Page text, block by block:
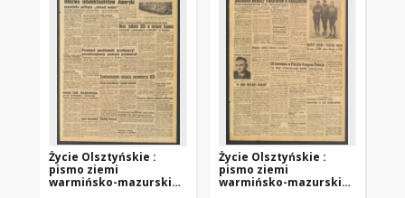
Życie Olsztyńskie :
pismo ziemi
warmińsko-mazurskiej,
Życie Olsztyńskie :
pismo ziemi
warmińsko-mazurskiej,